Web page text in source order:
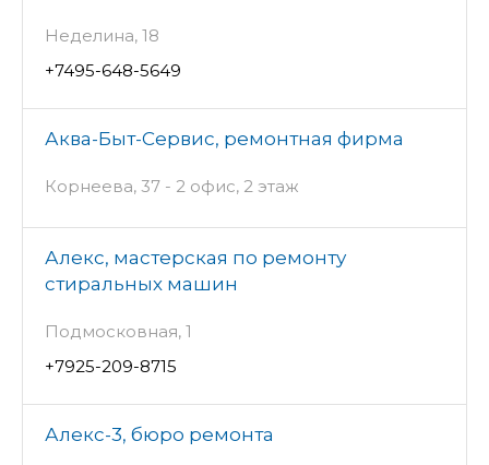
Неделина, 18
+7495-648-5649
Аква-Быт-Сервис, ремонтная фирма
Корнеева, 37 - 2 офис, 2 этаж
Алекс, мастерская по ремонту
стиральных машин
Подмосковная, 1
+7925-209-8715
Алекс-3, бюро ремонта